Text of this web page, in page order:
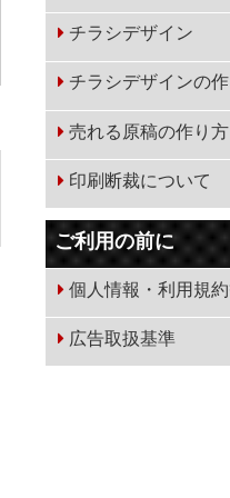
チラシデザイン
チラシデザインの
売れる原稿の作り方
印刷断裁について
ご利用の前に
個人情報・利用規
広告取扱基準